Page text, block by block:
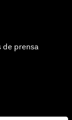
de prensa